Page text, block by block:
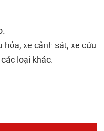
hỏa, xe cảnh sát, xe cứu
loại khác.